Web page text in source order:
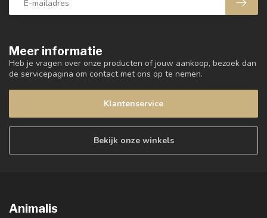
Meer informatie
Heb je vragen over onze producten of jouw aankoop, bezoek dan
de servicepagina om contact met ons op te nemen.
Klantenservice
Bekijk onze winkels
Animalis